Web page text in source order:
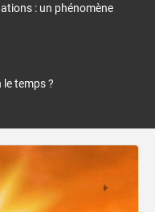
: un phénomène
temps ?